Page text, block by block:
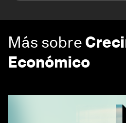
Más sobre
Económico